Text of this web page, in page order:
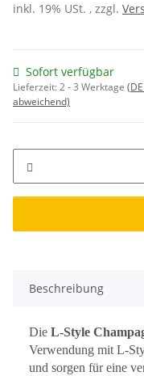
inkl. 19% USt. , zzgl.
Sofort verfügbar
Lieferzeit:2 - 3 Werktage
abweichend)
Beschreibung
Die L-Style
Verwendung mit L-
und sorgen für eine